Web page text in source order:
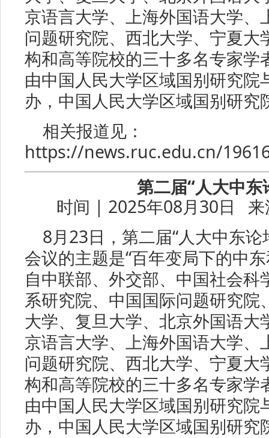
京语言大学、上海外国语大学、
问题研究院、西北大学、宁夏大
构和高等院校的三十多名专家学
由中国人民大学区域国别研究院
办，中国人民大学区域国别研究
相关报道见：
https://news.ruc.edu.cn/
第二届“人大中东
时间 | 2025年08月30日
8月23日，第二届“人大中东
会议的主题是“百年变局下的中
自中联部、外交部、中国社会
系研究院、中国国际问题研究院
大学、复旦大学、北京外国语大
京语言大学、上海外国语大学、
问题研究院、西北大学、宁夏大
构和高等院校的三十多名专家学
由中国人民大学区域国别研究院
办，中国人民大学区域国别研